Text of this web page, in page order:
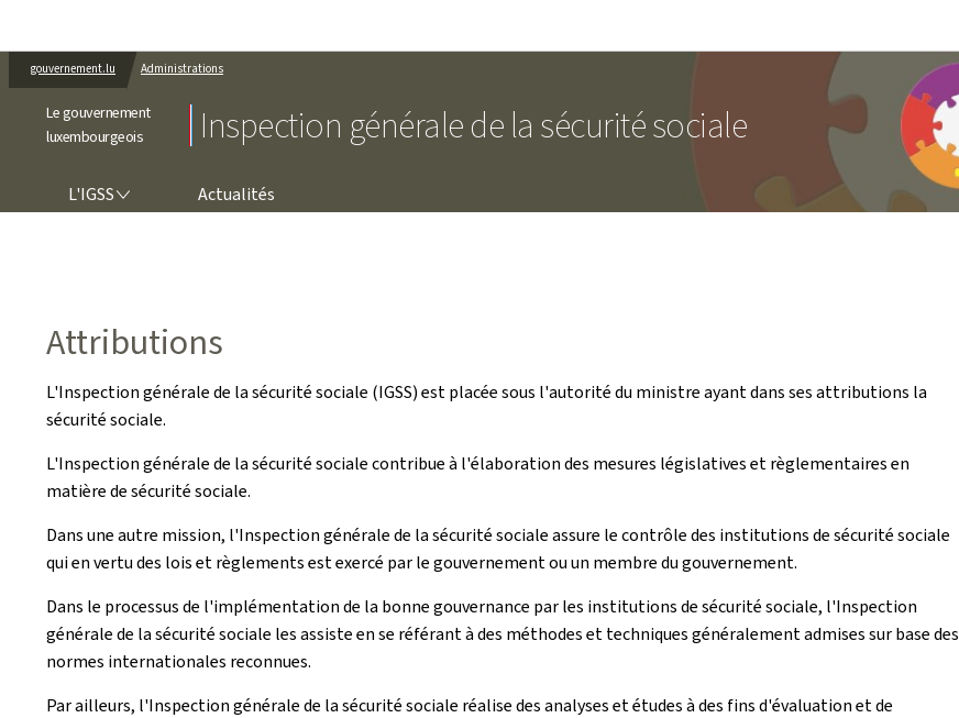
gouvernement.lu Administrations
Le gouvernement
luxembourgeois
Inspection générale de la sécurité sociale
L'IGSS
Actualités
Attributions
L'Inspection générale de la sécurité sociale (IGSS) est placée sous l'autorité du ministre ayant dans ses attributions la
sécurité sociale.
L'Inspection générale de la sécurité sociale contribue à l'élaboration des mesures législatives et règlementaires en
matière de sécurité sociale.
Dans une autre mission, l'Inspection générale de la sécurité sociale assure le contrôle des institutions de sécurité sociale
qui en vertu des lois et règlements est exercé par le gouvernement ou un membre du gouvernement.
Dans le processus de l'implémentation de la bonne gouvernance par les institutions de sécurité sociale, l'Inspection
générale de la sécurité sociale les assiste en se référant à des méthodes et techniques généralement admises sur base des
normes internationales reconnues.
Par ailleurs, l'Inspection générale de la sécurité sociale réalise des analyses et études à des fins d'évaluation et de